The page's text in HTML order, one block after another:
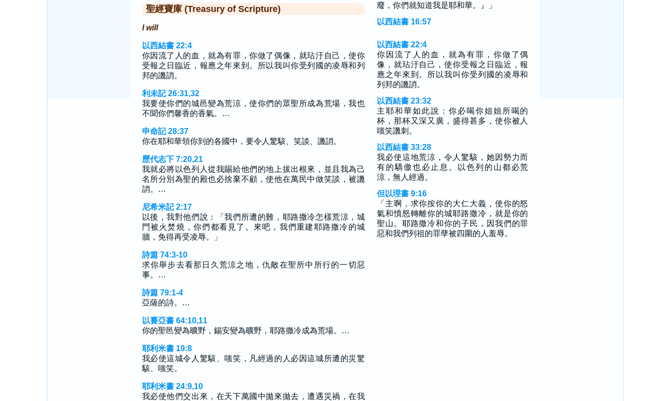
聖經寶庫 (Treasury of Scripture)
I will
以西結書 22:4
你因流了人的血，就為有罪，你做了偶像，就玷汙自己，使你
受報之日臨近，報應之年來到。所以我叫你受列國的凌辱和列
邦的譏誚。
利未記 26:31,32
我要使你們的城邑變為荒涼，使你們的眾聖所成為荒場，我也
不聞你們馨香的香氣。…
申命記 28:37
你在耶和華領你到的各國中，要令人驚駭、笑談、譏誚。
歷代志下 7:20,21
我就必將以色列人從我賜給他們的地上拔出根來，並且我為己
名所分別為聖的殿也必捨棄不顧，使他在萬民中做笑談，被譏
誚。…
尼希米記 2:17
以後，我對他們說：「我們所遭的難，耶路撒冷怎樣荒涼，城
門被火焚燒，你們都看見了。來吧，我們重建耶路撒冷的城
牆，免得再受凌辱。」
詩篇 74:3-10
求你舉步去看那日久荒涼之地，仇敵在聖所中所行的一切惡
事。…
詩篇 79:1-4
亞薩的詩。…
以賽亞書 64:10,11
你的聖邑變為曠野，錫安變為曠野，耶路撒冷成為荒場。…
耶利米書 19:8
我必使這城令人驚駭、嗤笑，凡經過的人必因這城所遭的災驚
駭、嗤笑。
耶利米書 24:9,10
我必使他們交出來，在天下萬國中拋來拋去，遭遇災禍，在我
廢，你們就知道我是耶和華。』」
以西結書 16:57
以西結書 22:4
你因流了人的血，就為有罪，你做了偶
像，就玷汙自己，使你受報之日臨近，報
應之年來到。所以我叫你受列國的凌辱和
列邦的譏誚。
以西結書 23:32
主耶和華如此說：你必喝你姐姐所喝的
杯，那杯又深又廣，盛得甚多，使你被人
嗤笑譏刺。
以西結書 33:28
我必使這地荒涼，令人驚駭，她因勢力而
有的驕傲也必止息。以色列的山都必荒
涼，無人經過。
但以理書 9:16
「主啊，求你按你的大仁大義，使你的怒
氣和憤怒轉離你的城耶路撒冷，就是你的
聖山。耶路撒冷和你的子民，因我們的罪
惡和我們列祖的罪孽被四圍的人羞辱。